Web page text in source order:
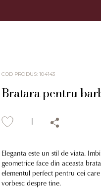
COD PRODUS:104143
Bratara pentru
Eleganta este un stil de viata.
geometrice face din aceasta
elementul perfect pentru cei
vorbesc despre tine.